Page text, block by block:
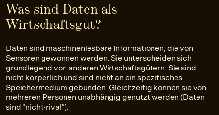
Was sind Daten als
Wirtschaftsgut?
Daten sind maschinenlesbare Informationen, die von
Sensoren gewonnen werden. Sie unterscheiden sich
grundlegend von anderen Wirtschaftsgütern. Sie sind
nicht körperlich und sind nicht an ein spezifisches
Speichermedium gebunden. Gleichzeitig können sie von
mehreren Personen unabhängig genutzt werden (Daten
sind "nicht-rival").